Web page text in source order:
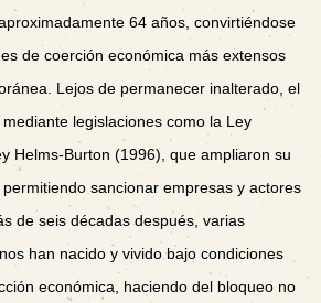
64 años, convirtiéndose
de coerción económica más extensos
Lejos de permanecer inalterado, el
legislaciones como la Ley
Helms-Burton (1996), que ampliaron su
sancionar empresas y actores
de seis décadas después, varias
han nacido y vivido bajo condiciones
económica, haciendo del bloqueo no